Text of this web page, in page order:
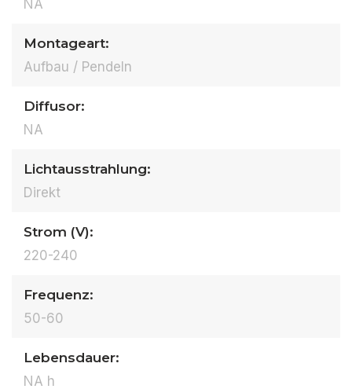
NA
Montageart:
Aufbau / Pendeln
Diffusor:
NA
Lichtausstrahlung:
Direkt
Strom (V):
220-240
Frequenz:
50-60
Lebensdauer:
NA h